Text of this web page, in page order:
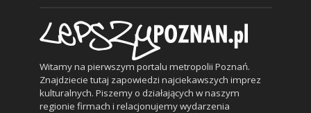
Witamy na pierwszym portalu metropolii Poznań.
Znajdziecie tutaj zapowiedzi najciekawszych imprez
kulturalnych. Piszemy o działających w naszym
regionie firmach i relacjonujemy wydarzenia